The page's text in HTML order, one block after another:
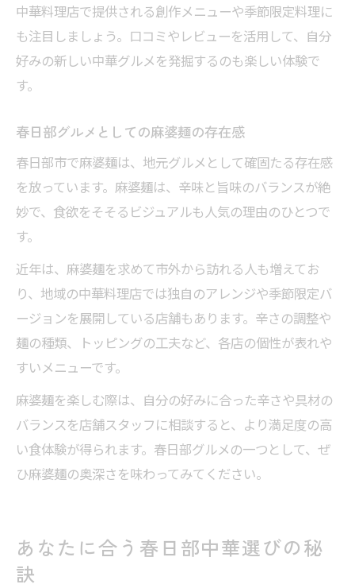
中華料理店で提供される創作メニューや季節限定料理に
も注目しましょう。口コミやレビューを活用して、自分
好みの新しい中華グルメを発掘するのも楽しい体験で
す。
春日部グルメとしての麻婆麺の存在感
春日部市で麻婆麺は、地元グルメとして確固たる存在感
を放っています。麻婆麺は、辛味と旨味のバランスが絶
妙で、食欲をそそるビジュアルも人気の理由のひとつで
す。
近年は、麻婆麺を求めて市外から訪れる人も増えてお
り、地域の中華料理店では独自のアレンジや季節限定バ
ージョンを展開している店舗もあります。辛さの調整や
麺の種類、トッピングの工夫など、各店の個性が表れや
すいメニューです。
麻婆麺を楽しむ際は、自分の好みに合った辛さや具材の
バランスを店舗スタッフに相談すると、より満足度の高
い食体験が得られます。春日部グルメの一つとして、ぜ
ひ麻婆麺の奥深さを味わってみてください。
あなたに合う春日部中華選びの秘
訣